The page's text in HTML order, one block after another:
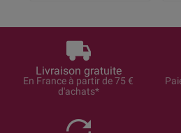
Livraison gratuite
En France à partir de 75 €
d'achats*